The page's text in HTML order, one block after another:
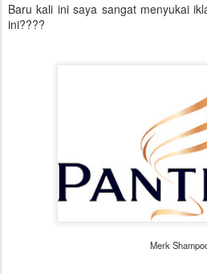
Baru kali ini saya sangat menyukai
ini????
Merk